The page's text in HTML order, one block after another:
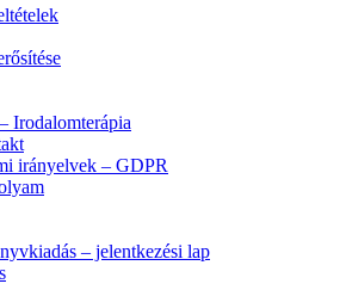
Irodalomterápia
irányelvek – GDPR
– jelentkezési lap